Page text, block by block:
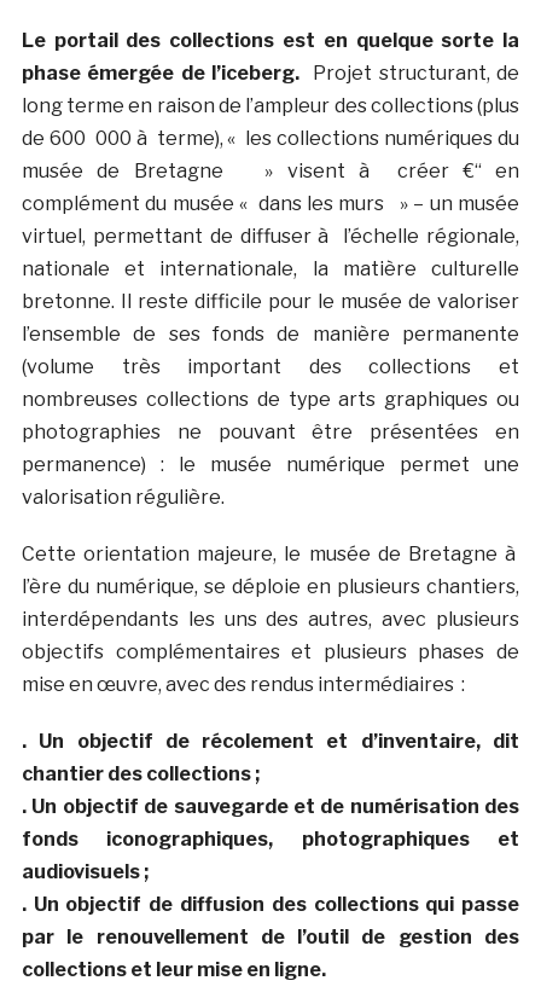
Le portail des collections est en quelque sorte la
phase émergée de l’iceberg. Projet structurant, de
long terme en raison de l’ampleur des collections (plus
de 600 000 à terme), « les collections numériques du
musée de Bretagne » visent à créer €“ en
complément du musée « dans les murs » – un musée
virtuel, permettant de diffuser à l’échelle régionale,
nationale et internationale, la matière culturelle
bretonne. Il reste difficile pour le musée de valoriser
l’ensemble de ses fonds de manière permanente
(volume très important des collections et
nombreuses collections de type arts graphiques ou
photographies ne pouvant être présentées en
permanence) : le musée numérique permet une
valorisation régulière.
Cette orientation majeure, le musée de Bretagne à
l’ère du numérique, se déploie en plusieurs chantiers,
interdépendants les uns des autres, avec plusieurs
objectifs complémentaires et plusieurs phases de
mise en œuvre, avec des rendus intermédiaires :
. Un objectif de récolement et d’inventaire, dit
chantier des collections ;
. Un objectif de sauvegarde et de numérisation des
fonds iconographiques, photographiques et
audiovisuels ;
. Un objectif de diffusion des collections qui passe
par le renouvellement de l’outil de gestion des
collections et leur mise en ligne.